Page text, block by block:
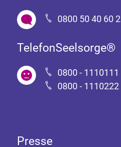
0800 50 40 60 2
TelefonSeelsorge®
0800 - 1110111
0800 - 1110222
Presse